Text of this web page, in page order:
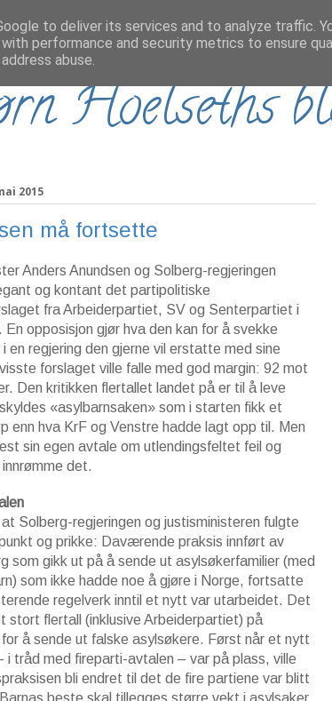
Hoelseths
2015
må fortsette
Anders Anundsen og Solberg-regjeringen
og kontant det partipolitiske
fra Arbeiderpartiet, SV og Senterpartiet i
opposisjon gjør hva den kan for å svekke
en regjering den gjerne vil erstatte med sine
forslaget ville falle med god margin: 92 mot
Den kritikken flertallet landet på er til å leve
«asylbarnsaken» som i starten fikk et
enn hva KrF og Venstre hadde lagt opp til. Men
sin egen avtale om utlendingsfeltet feil og
innrømme det.
Solberg-regjeringen og justisministeren fulgte
og prikke: Daværende praksis innført av
som gikk ut på å sende ut asylsøkerfamilier (med
som ikke hadde noe å gjøre i Norge, fortsatte
regelverk inntil et nytt var utarbeidet. Det
stort flertall (inklusive Arbeiderpartiet) på
å sende ut falske asylsøkere. Først når et nytt
i tråd med fireparti-avtalen – var på plass, ville
bli endret til det de fire partiene var blitt
to deliver its services and to analyze traffic.
performance and security metrics to ensure
abuse.